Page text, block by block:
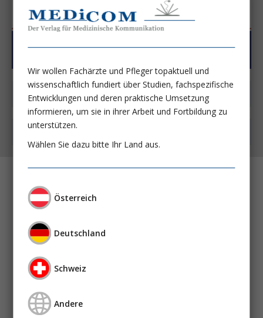
Jetzt lesen
Kostenfrei auch als App
bei AKI:
Prof. Dr. Stefan John
Extrakorporale Verfahren als
Therapieoption bei Arzneimittel-
Intoxikationen
Dr. Anna Bertram
Wir wollen Fachärzte und Pfleger topaktuell und
wissenschaftlich fundiert über Studien, fachspezifische
Entwicklungen und deren praktische Umsetzung
informieren, um sie in ihrer Arbeit und Fortbildung zu
unterstützen.
Wählen Sie dazu bitte Ihr Land aus.
Österreich
Deutschland
Schweiz
Andere